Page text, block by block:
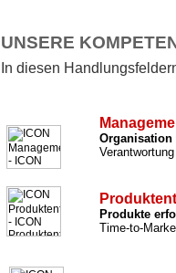
UNSERE
In diesen
Organisation
Produkte
Time-to-